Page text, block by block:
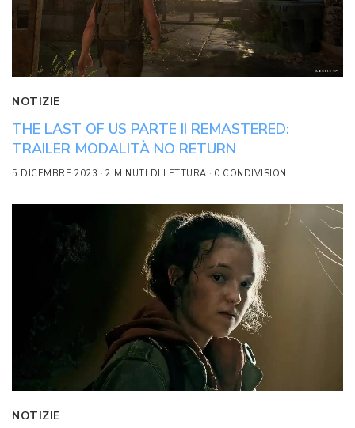
NOTIZIE
THE LAST OF US PARTE II REMASTERED:
TRAILER MODALITÀ NO RETURN
5 DICEMBRE 2023 2 MINUTI DI LETTURA 0 CONDIVISIONI
NOTIZIE